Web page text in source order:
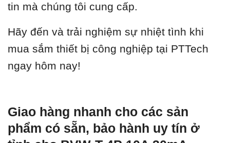
tin mà chúng tôi cung cấp.
Hãy đến và trải nghiệm sự nhiệt tình khi
mua sắm thiết bị công nghiệp tại PTTech
ngay hôm nay!
Giao hàng nhanh cho các sản
phẩm có sẵn, bảo hành uy tín ở